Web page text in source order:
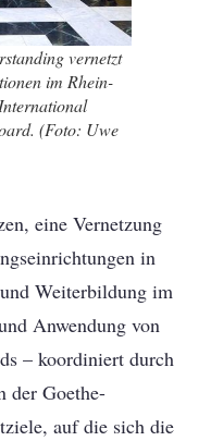
vernetzt
im Rhein-
(Foto: Uwe
eine Vernetzung
in
Weiterbildung im
Anwendung von
– koordiniert durch
der Goethe-
auf die sich die